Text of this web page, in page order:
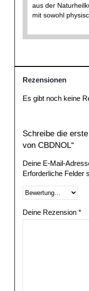
aus der
mit sowohl
Rezensionen
Es gibt noch keine
Schreibe die
von CBDNOL“
Deine E-Mail-
Erforderliche Felder
Deine Rezension *